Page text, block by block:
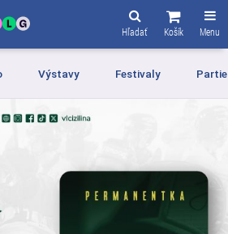
Menu
Košík
Hľadať
Výstavy Festivaly